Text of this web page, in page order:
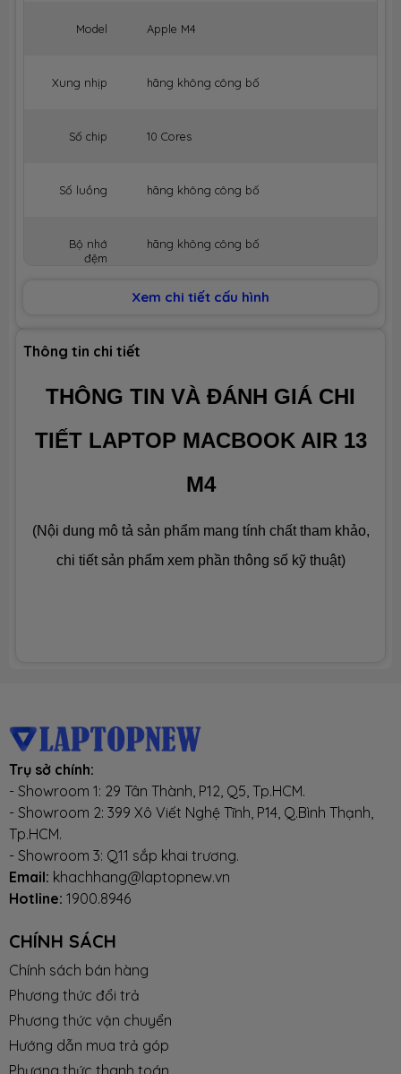
Model Apple M4
Xung nhịp hãng không công bố
Số chip 10 Cores
Số luồng hãng không công bố
Bộ nhớ
đệm
hãng không công bố
BỘ NHỚ MÁY (RAM)
Dung lượng
Công nghệ hãng không công bố
VGA tích
hợp
Onboard
VGA
None
MÀN HÌNH HIỂN THỊ (LCD)
Kích thước
giải
tấm nền Liquid Retina
Xem chi tiết cấu hình
Thông tin chi tiết
THÔNG TIN VÀ ĐÁNH GIÁ CHI
TIẾT LAPTOP MACBOOK AIR 13
M4
(Nội dung mô tả sản phẩm mang tính chất tham khảo,
chi tiết sản phẩm xem phần thông số kỹ thuật)
Trụ sở chính:
- Showroom 1: 29 Tân Thành, P12, Q5, Tp.HCM.
- Showroom 2: 399 Xô Viết Nghệ Tĩnh, P14, Q.Bình Thạnh,
Tp.HCM.
- Showroom 3: Q11 sắp khai trương.
Email: khachhang@laptopnew.vn
Hotline: 1900.8946
CHÍNH SÁCH
Chính sách bán hàng
Phương thức đổi trả
Phương thức vận chuyển
Hướng dẫn mua trả góp